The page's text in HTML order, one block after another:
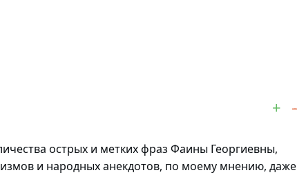
острых и метких фраз Фаины Георгиевны,
и народных анекдотов, по моему мнению, даже